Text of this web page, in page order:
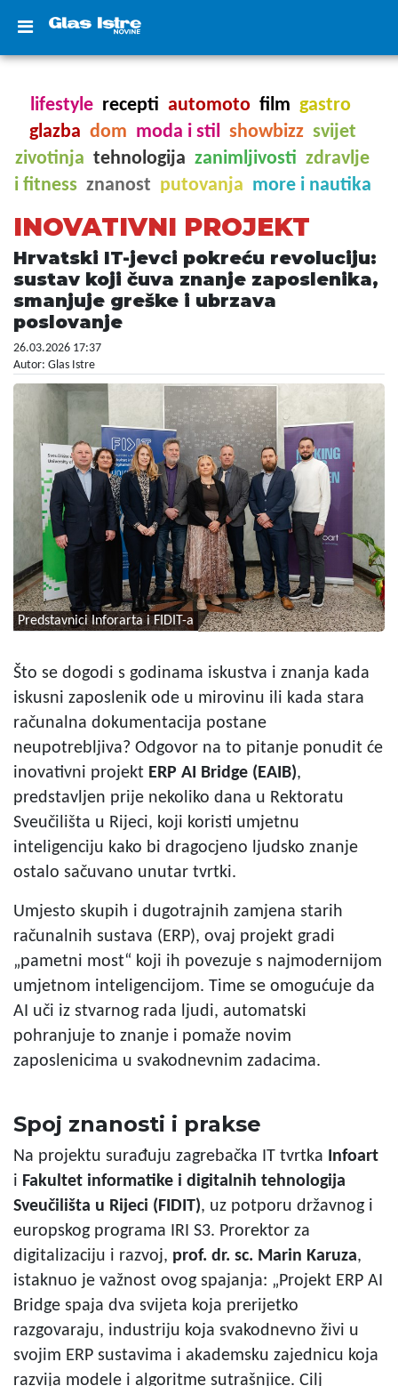
lifestyle recepti automoto film gastro
glazba dom moda i stil showbizz svijet
zivotinja tehnologija zanimljivosti zdravlje
i fitness znanost putovanja more i nautika
INOVATIVNI PROJEKT
Hrvatski IT-jevci pokreću revoluciju:
sustav koji čuva znanje zaposlenika,
smanjuje greške i ubrzava
poslovanje
26.03.2026 17:37
Autor: Glas Istre
Predstavnici Inforarta i FIDIT-a
Što se dogodi s godinama iskustva i znanja kada
iskusni zaposlenik ode u mirovinu ili kada stara
računalna dokumentacija postane
neupotrebljiva? Odgovor na to pitanje ponudit će
inovativni projekt ERP AI Bridge (EAIB),
predstavljen prije nekoliko dana u Rektoratu
Sveučilišta u Rijeci, koji koristi umjetnu
inteligenciju kako bi dragocjeno ljudsko znanje
ostalo sačuvano unutar tvrtki.
Umjesto skupih i dugotrajnih zamjena starih
računalnih sustava (ERP), ovaj projekt gradi
„pametni most“ koji ih povezuje s najmodernijom
umjetnom inteligencijom. Time se omogućuje da
AI uči iz stvarnog rada ljudi, automatski
pohranjuje to znanje i pomaže novim
zaposlenicima u svakodnevnim zadacima.
Spoj znanosti i prakse
Na projektu surađuju zagrebačka IT tvrtka Infoart
i Fakultet informatike i digitalnih tehnologija
Sveučilišta u Rijeci (FIDIT), uz potporu državnog i
europskog programa IRI S3. Prorektor za
digitalizaciju i razvoj, prof. dr. sc. Marin Karuza,
istaknuo je važnost ovog spajanja: „Projekt ERP AI
Bridge spaja dva svijeta koja prerijetko
razgovaraju, industriju koja svakodnevno živi u
svojim ERP sustavima i akademsku zajednicu koja
razvija modele i algoritme sutrašnjice. Cilj